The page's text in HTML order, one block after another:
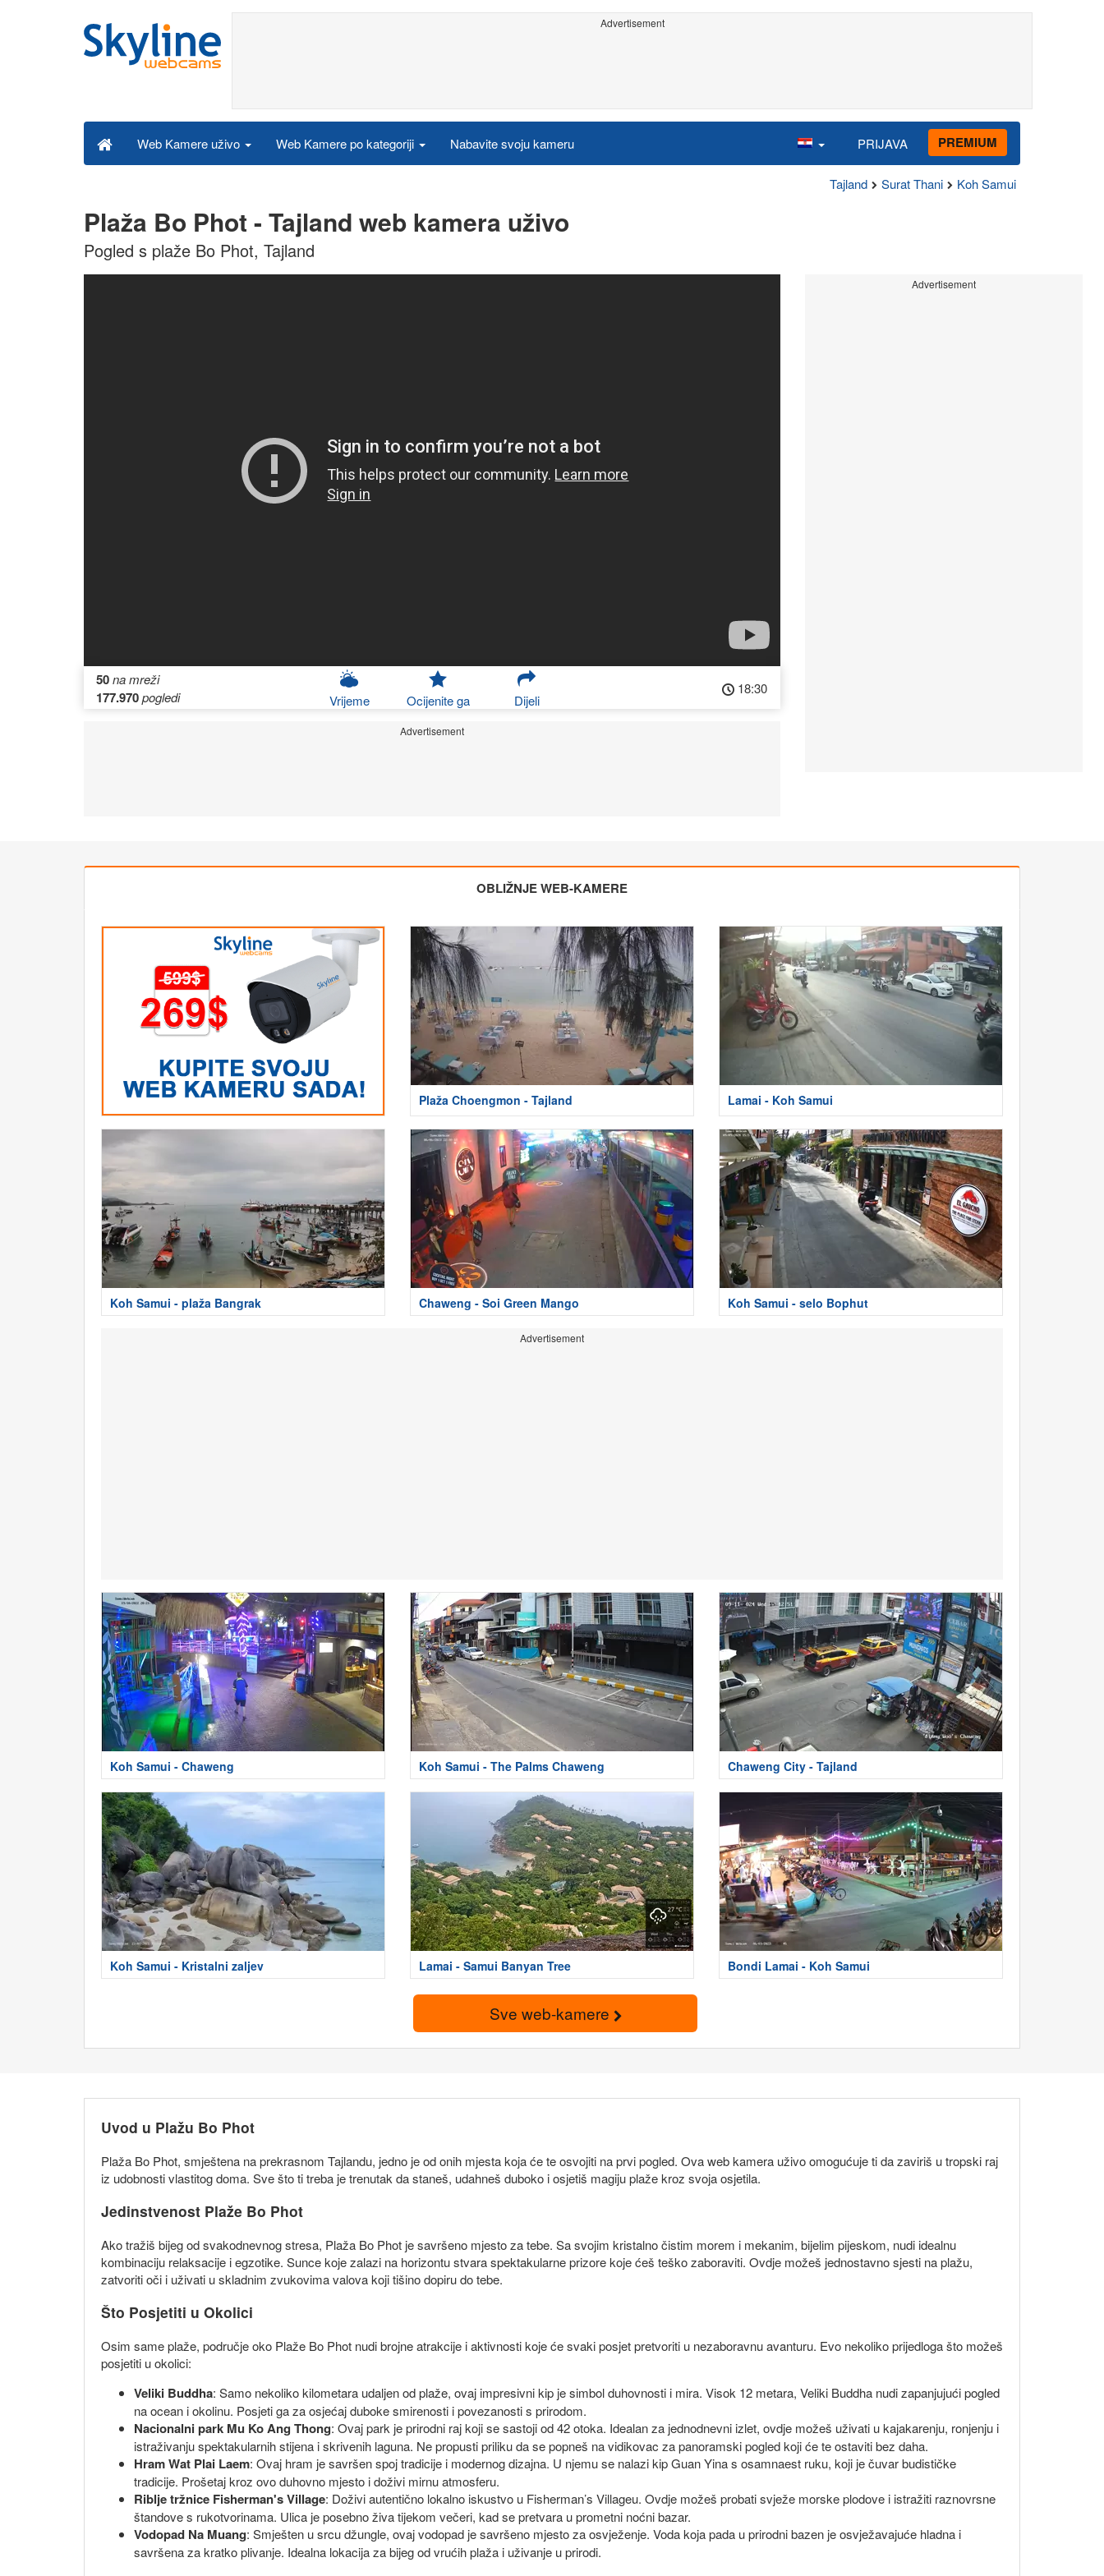
Advertisement
Web Kamere uživo Web Kamere po kategoriji Nabavite svoju kameru PRIJAVA PREMIUM
Tajland Surat Thani Koh Samui
Plaža Bo Phot - Tajland web kamera uživo
Pogled s plaže Bo Phot, Tajland
50na mreži
177.970pogledi Vrijeme Ocijenite ga Dijeli
18:30
Advertisement
Advertisement
OBLIŽNJE WEB-KAMERE
Plaža Choengmon - Tajland Lamai - Koh Samui
Koh Samui - plaža Bangrak Chaweng - Soi Green Mango Koh Samui - selo Bophut
Advertisement
Koh Samui - Chaweng Koh Samui - The Palms Chaweng Chaweng City - Tajland
Koh Samui - Kristalni zaljev Lamai - Samui Banyan Tree Bondi Lamai - Koh Samui
Sve web-kamere
Uvod u Plažu Bo Phot
Plaža Bo Phot, smještena na prekrasnom Tajlandu, jedno je od onih mjesta koja će te osvojiti na prvi pogled. Ova web kamera uživo omogućuje ti da zaviriš u tropski raj
iz udobnosti vlastitog doma. Sve što ti treba je trenutak da staneš, udahneš duboko i osjetiš magiju plaže kroz svoja osjetila.
Jedinstvenost Plaže Bo Phot
Ako tražiš bijeg od svakodnevnog stresa, Plaža Bo Phot je savršeno mjesto za tebe. Sa svojim kristalno čistim morem i mekanim, bijelim pijeskom, nudi idealnu
kombinaciju relaksacije i egzotike. Sunce koje zalazi na horizontu stvara spektakularne prizore koje ćeš teško zaboraviti. Ovdje možeš jednostavno sjesti na plažu,
zatvoriti oči i uživati ​​u skladnim zvukovima valova koji tišino dopiru do tebe.
Što Posjetiti u Okolici
Osim same plaže, područje oko Plaže Bo Phot nudi brojne atrakcije i aktivnosti koje će svaki posjet pretvoriti u nezaboravnu avanturu. Evo nekoliko prijedloga što možeš
posjetiti u okolici:
Veliki Buddha: Samo nekoliko kilometara udaljen od plaže, ovaj impresivni kip je simbol duhovnosti i mira. Visok 12 metara, Veliki Buddha nudi zapanjujući pogled
na ocean i okolinu. Posjeti ga za osjećaj duboke smirenosti i povezanosti s prirodom.
Nacionalni park Mu Ko Ang Thong: Ovaj park je prirodni raj koji se sastoji od 42 otoka. Idealan za jednodnevni izlet, ovdje možeš uživati u kajakarenju, ronjenju i
istraživanju spektakularnih stijena i skrivenih laguna. Ne propusti priliku da se popneš na vidikovac za panoramski pogled koji će te ostaviti bez daha.
Hram Wat Plai Laem: Ovaj hram je savršen spoj tradicije i modernog dizajna. U njemu se nalazi kip Guan Yina s osamnaest ruku, koji je čuvar budističke
tradicije. Prošetaj kroz ovo duhovno mjesto i doživi mirnu atmosferu.
Riblje tržnice Fisherman's Village: Doživi autentično lokalno iskustvo u Fisherman’s Villageu. Ovdje možeš probati svježe morske plodove i istražiti raznovrsne
štandove s rukotvorinama. Ulica je posebno živa tijekom večeri, kad se pretvara u prometni noćni bazar.
Vodopad Na Muang: Smješten u srcu džungle, ovaj vodopad je savršeno mjesto za osvježenje. Voda koja pada u prirodni bazen je osvježavajuće hladna i
savršena za kratko plivanje. Idealna lokacija za bijeg od vrućih plaža i uživanje u prirodi.